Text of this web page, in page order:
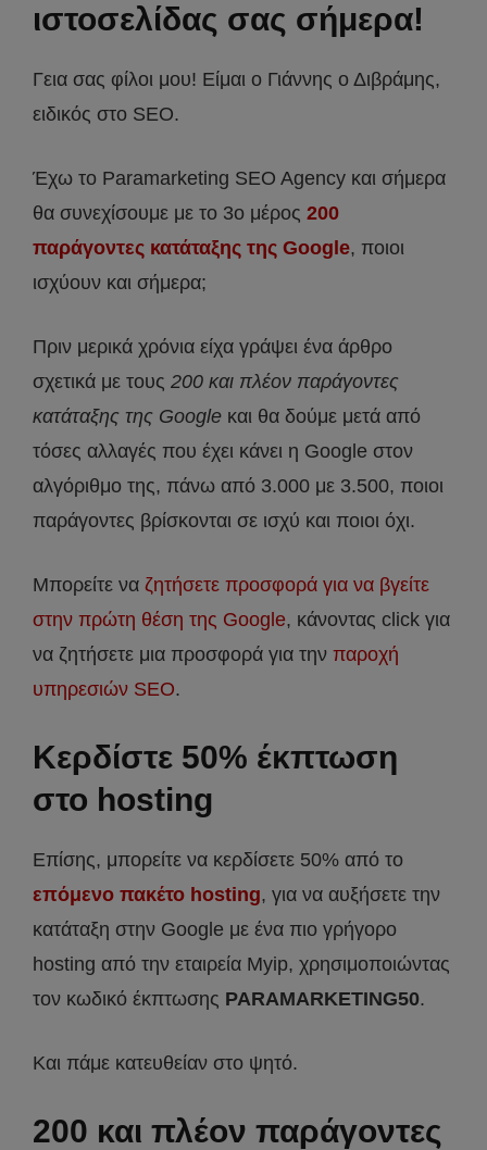
ιστοσελίδας σας σήμερα!
Γεια σας φίλοι μου! Είμαι ο Γιάννης ο Διβράμης,
ειδικός στο SEO.
Έχω το Paramarketing SEO Agency και σήμερα
θα συνεχίσουμε με το 3ο μέρος 200
παράγοντες κατάταξης της Google, ποιοι
ισχύουν και σήμερα;
Πριν μερικά χρόνια είχα γράψει ένα άρθρο
σχετικά με τους 200 και πλέον παράγοντες
κατάταξης της Google και θα δούμε μετά από
τόσες αλλαγές που έχει κάνει η Google στον
αλγόριθμο της, πάνω από 3.000 με 3.500, ποιοι
παράγοντες βρίσκονται σε ισχύ και ποιοι όχι.
Μπορείτε να ζητήσετε προσφορά για να βγείτε
στην πρώτη θέση της Google, κάνοντας click για
να ζητήσετε μια προσφορά για την παροχή
υπηρεσιών SEO.
Κερδίστε 50% έκπτωση
στο hosting
Επίσης, μπορείτε να κερδίσετε 50% από το
επόμενο πακέτο hosting, για να αυξήσετε την
κατάταξη στην Google με ένα πιο γρήγορο
hosting από την εταιρεία Myip, χρησιμοποιώντας
τον κωδικό έκπτωσης PARAMARKETING50.
Και πάμε κατευθείαν στο ψητό.
200 και πλέον παράγοντες